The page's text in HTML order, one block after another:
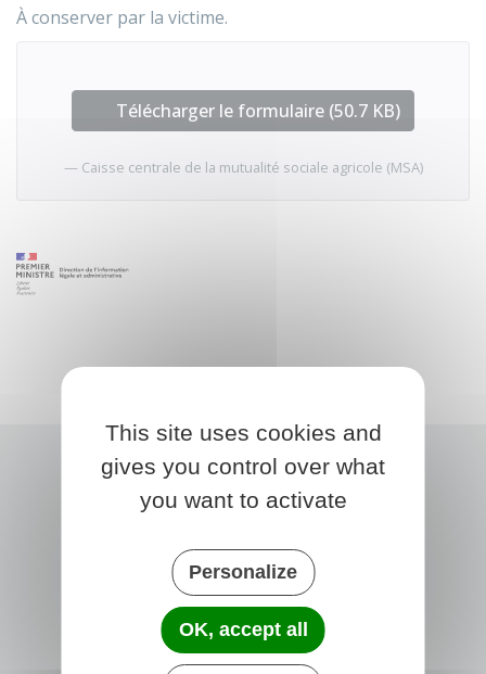
À conserver par la victime.
Télécharger le formulaire (50.7 KB)
Caisse centrale de la mutualité sociale agricole (MSA)
TRÉGLAMUS
This site uses cookies and
gives you control over what
you want to activate
Personalize
OK, accept all